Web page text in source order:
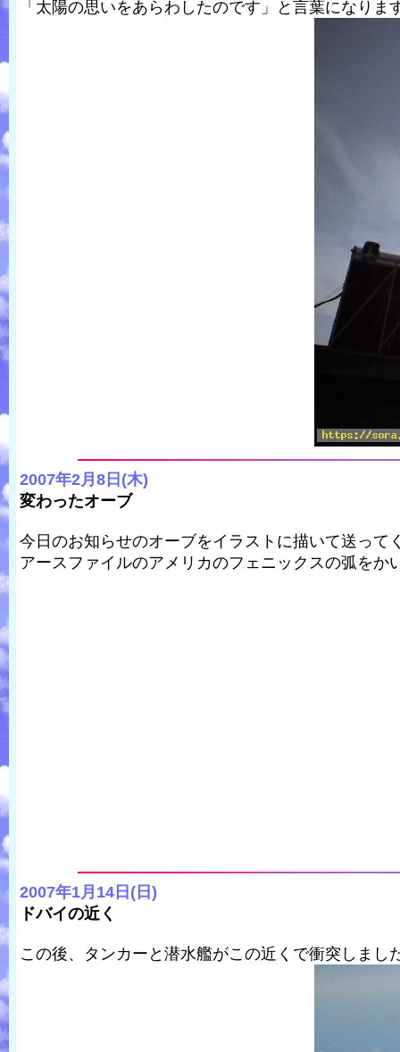
「太陽の思いをあらわしたのです」と言葉になりま
2007年2月8日(木)
変わったオーブ
今日のお知らせのオーブをイラストに描いて送っ
アースファイルのアメリカのフェニックスの弧をか
2007年1月14日(日)
ドバイの近く
この後、タンカーと潜水艦がこの近くで衝突しまし